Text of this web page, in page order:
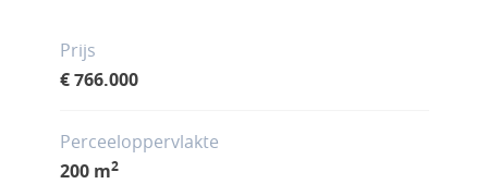
Prijs
€ 766.000
Perceeloppervlakte
200 m2